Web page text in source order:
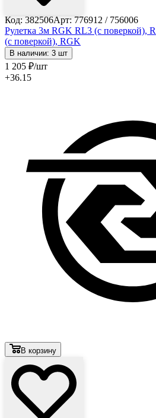
Код: 382506Арт: 776912 / 756006
Рулетка 3м RGK RL3 (с поверкой),
(с поверкой), RGK
В наличии: 3 шт
1 205 ₽/шт
+36.15
В корзину